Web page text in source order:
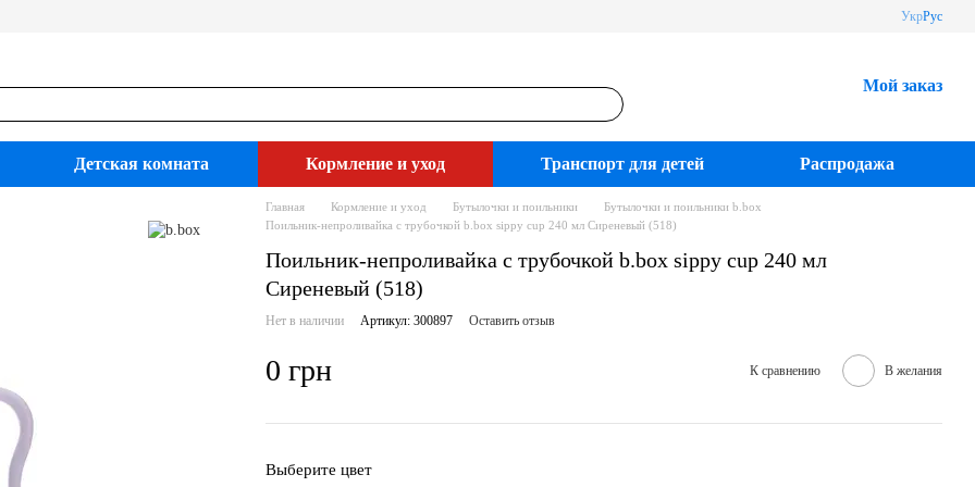
УкрРус
Мой заказ
Детская комната Кормление и уход Транспорт для детей Распродажа
Главная Кормление и уход Бутылочки и поильники
Бутылочки и поильники b.box
Поильник-непроливайка с трубочкой b.box sippy cup 240 мл Сиреневый (518)
Поильник-непроливайка с трубочкой b.box sippy cup 240 мл
Сиреневый (518)
Нет в наличии Артикул: 300897 Оставить отзыв
0 грн К сравнению В желания
Выберите цвет